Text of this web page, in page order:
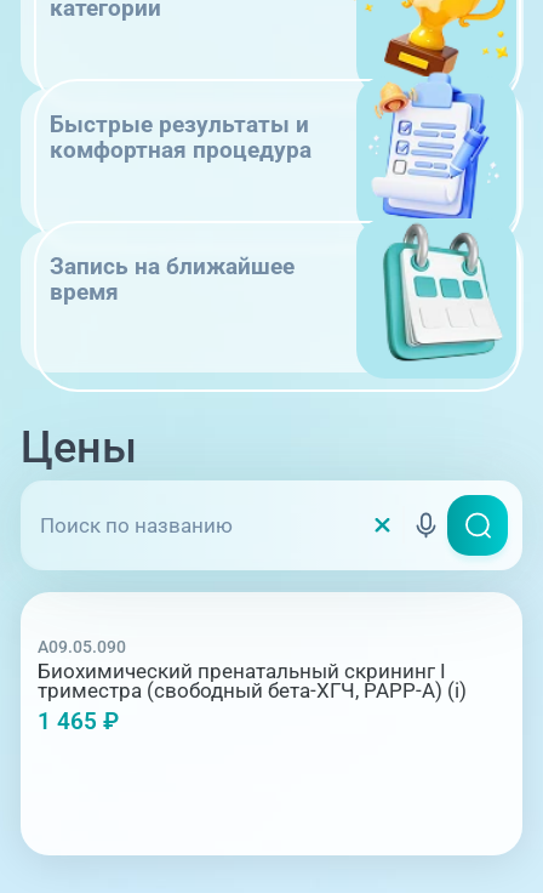
категории
Быстрые результаты и
комфортная процедура
Запись на ближайшее
время
Цены
A09.05.090
Биохимический пренатальный скрининг I
триместра (свободный бета-ХГЧ, РАРР-А) (i)
1 465 ₽